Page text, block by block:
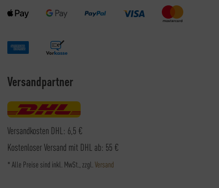
Versandpartner
Versandkosten DHL: 6,5 €
Kostenloser Versand mit DHL ab: 55 €
* Alle Preise sind inkl. MwSt., zzgl. Versand